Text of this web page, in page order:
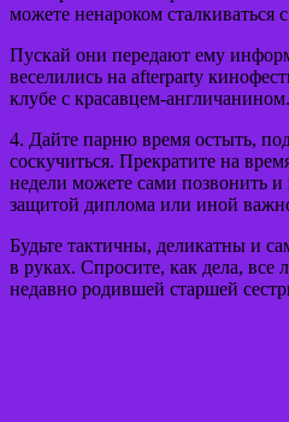
можете ненароком сталкиваться
Пускай они передают ему
веселились на afterparty
клубе с красавцем-англичанином.
4. Дайте парню время остыть,
соскучиться. Прекратите на
недели можете сами позвонить и
защитой диплома или иной
Будьте тактичны, деликатны и
в руках. Спросите, как дела,
недавно родившей старшей